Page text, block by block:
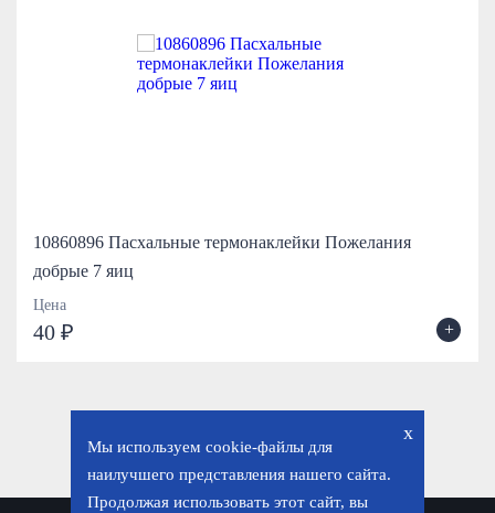
10860896 Пасхальные термонаклейки Пожелания
добрые 7 яиц
Цена
40 ₽ +
x
Мы используем cookie-файлы для
наилучшего представления нашего сайта.
Продолжая использовать этот сайт, вы